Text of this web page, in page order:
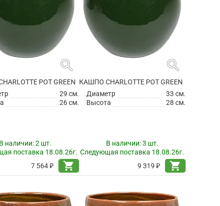
search
POT GREEN
29 см.
26 см.
наличии:2 шт.
поставка 18.08.26г.
7 564 ₽
shopping_cart
search
КАШПО CHARLOTTE POT GREEN
Диаметр
33 см.
Высота
28 см.
В наличии:3 шт.
Следующая поставка 18.08.26г.
9 319 ₽
shopping_cart